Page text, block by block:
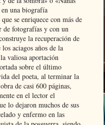
una biografía
se enriquece con más de
de fotografías y con un
la recuperación de
aciagos años de la
valiosa aportación
sobre el último
del poeta, al terminar la
de casi 600 páginas,
en el lector el
lo dejaron muchos de sus
y enfermo en las